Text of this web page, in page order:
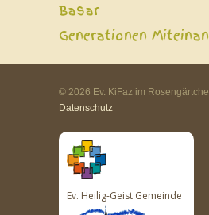
Basar
Generationen
© 2026 Ev. KiFaz im
Datenschutz
Ev. Heilig-Geist Gemeinde